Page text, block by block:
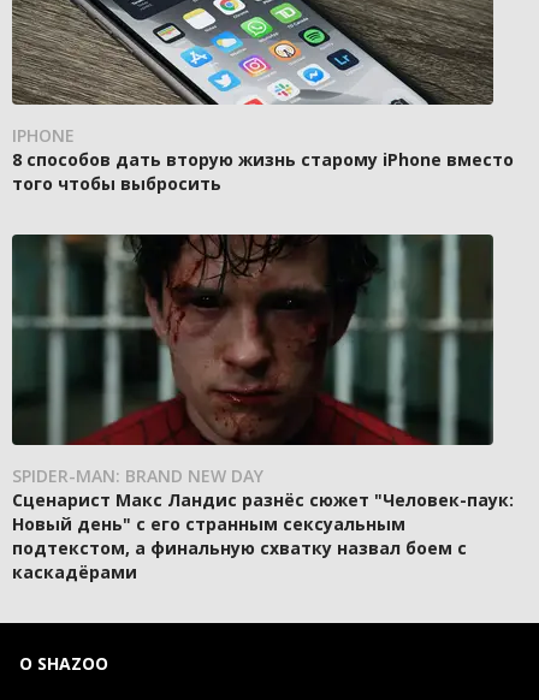
IPHONE
8 способов дать вторую жизнь старому iPhone вместо
того чтобы выбросить
SPIDER-MAN: BRAND NEW DAY
Сценарист Макс Ландис разнёс сюжет "Человек-паук:
Новый день" с его странным сексуальным
подтекстом, а финальную схватку назвал боем с
каскадёрами
О SHAZOO